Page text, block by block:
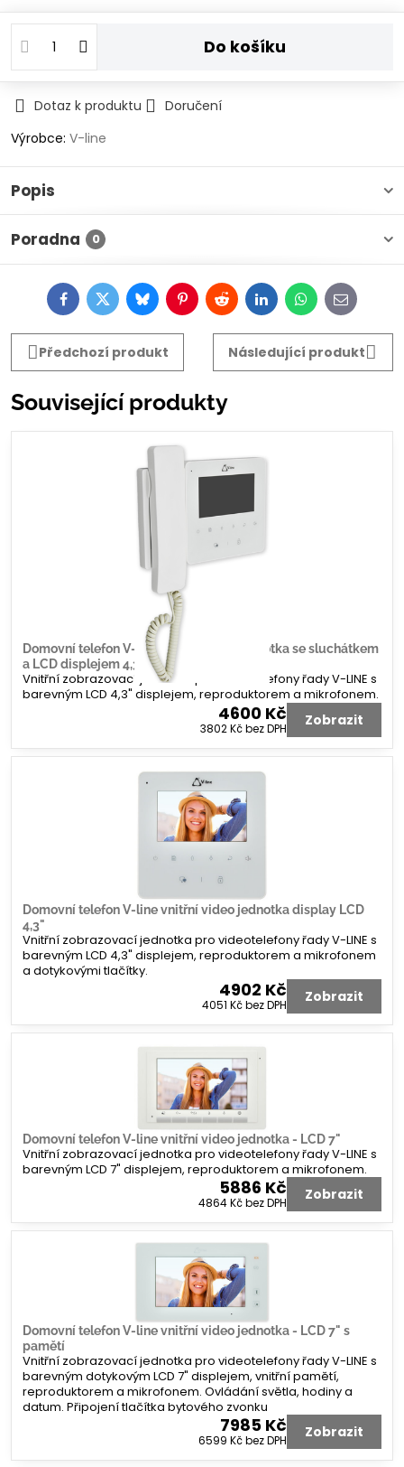
Do košíku
Dotaz k produktu
Doručení
Výrobce: V-line
Popis
Poradna 0
FacebookTwitterBlueskyPinterestRedditLinkedInWhatsApp
E-
mail
Předchozí produkt
Následující produkt
Související produkty
Domovní telefon V-line vnitřní video jednotka se sluchátkem
a LCD displejem 4,3"
Vnitřní zobrazovací jednotka pro videotelefony řady V-LINE s
barevným LCD 4,3" displejem, reproduktorem a mikrofonem.
4600 Kč
3802 Kčbez DPH Zobrazit
Domovní telefon V-line vnitřní video jednotka display LCD
4,3"
Vnitřní zobrazovací jednotka pro videotelefony řady V-LINE s
barevným LCD 4,3" displejem, reproduktorem a mikrofonem
a dotykovými tlačítky.
4902 Kč
4051 Kčbez DPH Zobrazit
Domovní telefon V-line vnitřní video jednotka - LCD 7"
Vnitřní zobrazovací jednotka pro videotelefony řady V-LINE s
barevným LCD 7" displejem, reproduktorem a mikrofonem.
5886 Kč
4864 Kčbez DPH Zobrazit
Domovní telefon V-line vnitřní video jednotka - LCD 7" s
pamětí
Vnitřní zobrazovací jednotka pro videotelefony řady V-LINE s
barevným dotykovým LCD 7" displejem, vnitřní pamětí,
reproduktorem a mikrofonem. Ovládání světla, hodiny a
datum. Připojení tlačítka bytového zvonku
7985 Kč
6599 Kčbez DPH Zobrazit